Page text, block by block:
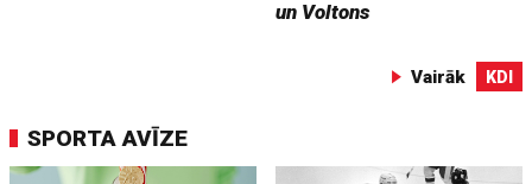
un Voltons
Vairāk KDI
SPORTA AVĪZE